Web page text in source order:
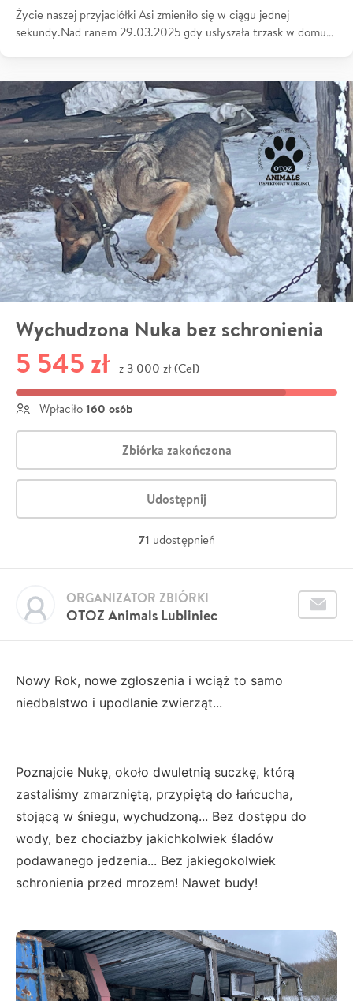
Życie naszej przyjaciółki Asi zmieniło się w ciągu jednej
sekundy.Nad ranem 29.03.2025 gdy usłyszała trzask w domu…
Wychudzona Nuka bez schronienia
5 545 zł z 3 000 zł (Cel)
Wpłaciło 160 osób
Zbiórka zakończona
Udostępnij
71 udostępnień
OTOZ Animals Lubliniec
ORGANIZATOR ZBIÓRKI
Nowy Rok, nowe zgłoszenia i wciąż to samo
niedbalstwo i upodlanie zwierząt...
Poznajcie Nukę, około dwuletnią suczkę, którą
zastaliśmy zmarzniętą, przypiętą do łańcucha,
stojącą w śniegu, wychudzoną... Bez dostępu do
wody, bez chociażby jakichkolwiek śladów
podawanego jedzenia... Bez jakiegokolwiek
schronienia przed mrozem! Nawet budy!